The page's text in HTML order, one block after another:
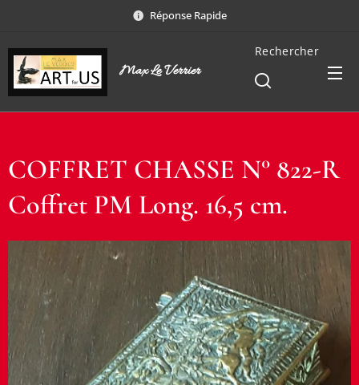
Réponse Rapide
Max Le Verrier
Rechercher
COFFRET CHASSE N° 822-R
Coffret PM Long. 16,5 cm.